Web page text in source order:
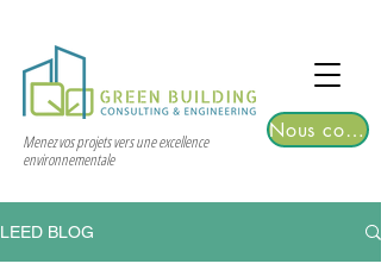
2026 | Registrations are now open!
Menez vos projets vers une excellence
environnementale
Nous contacter
LEED BLOG